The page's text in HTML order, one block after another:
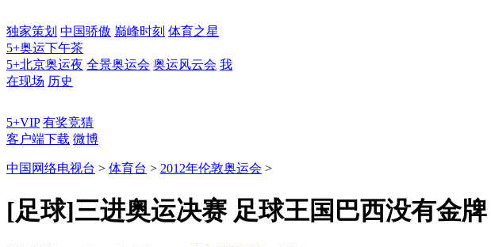
独家策划 中国骄傲 巅峰时刻 体育之星
5+奥运下午茶
5+北京奥运夜 全景奥运会 奥运风云会 我
在现场 历史
5+VIP 有奖竞猜
客户端下载 微博
中国网络电视台 > 体育台 > 2012年伦敦奥运会 >
[足球]三进奥运决赛 足球王国巴西没有金牌